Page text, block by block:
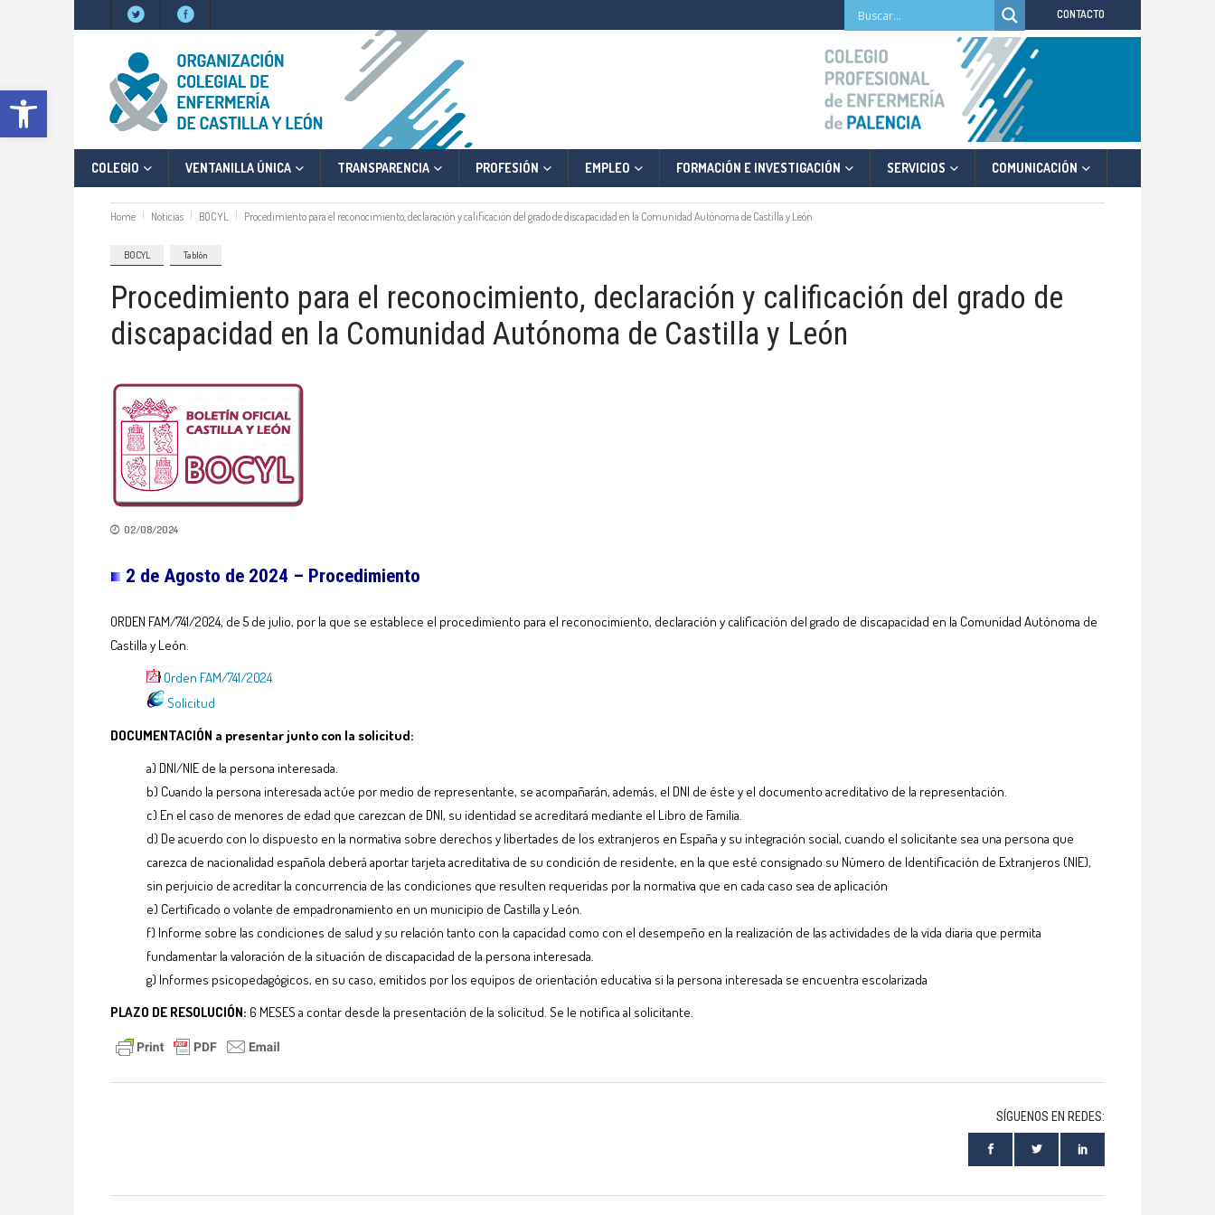
Abrir barra de herramientas
CONTACTO
COLEGIO VENTANILLA ÚNICA TRANSPARENCIA PROFESIÓN EMPLEO FORMACIÓN E INVESTIGACIÓN SERVICIOS COMUNICACIÓN
Home Noticias BOCYL Procedimiento para el reconocimiento, declaración y calificación del grado de discapacidad en la Comunidad Autónoma de Castilla y León
BOCYL Tablón
Procedimiento para el reconocimiento, declaración y calificación del grado de
discapacidad en la Comunidad Autónoma de Castilla y León
02/08/2024
2 de Agosto de 2024 – Procedimiento
ORDEN FAM/741/2024, de 5 de julio, por la que se establece el procedimiento para el reconocimiento, declaración y calificación del grado de discapacidad en la Comunidad Autónoma de
Castilla y León.
Orden FAM/741/2024
Solicitud
DOCUMENTACIÓN a presentar junto con la solicitud:
a) DNI/NIE de la persona interesada.
b) Cuando la persona interesada actúe por medio de representante, se acompañarán, además, el DNI de éste y el documento acreditativo de la representación.
c) En el caso de menores de edad que carezcan de DNI, su identidad se acreditará mediante el Libro de Familia.
d) De acuerdo con lo dispuesto en la normativa sobre derechos y libertades de los extranjeros en España y su integración social, cuando el solicitante sea una persona que
carezca de nacionalidad española deberá aportar tarjeta acreditativa de su condición de residente, en la que esté consignado su Número de Identificación de Extranjeros (NIE),
sin perjuicio de acreditar la concurrencia de las condiciones que resulten requeridas por la normativa que en cada caso sea de aplicación
e) Certificado o volante de empadronamiento en un municipio de Castilla y León.
f) Informe sobre las condiciones de salud y su relación tanto con la capacidad como con el desempeño en la realización de las actividades de la vida diaria que permita
fundamentar la valoración de la situación de discapacidad de la persona interesada.
g) Informes psicopedagógicos, en su caso, emitidos por los equipos de orientación educativa si la persona interesada se encuentra escolarizada
PLAZO DE RESOLUCIÓN: 6 MESES a contar desde la presentación de la solicitud. Se le notifica al solicitante.
SÍGUENOS EN REDES: